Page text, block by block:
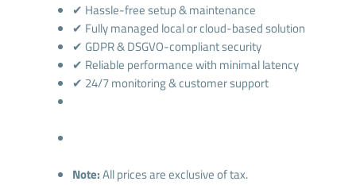
✔ Hassle-free setup & maintenance
✔ Fully managed local or cloud-based solution
✔ GDPR & DSGVO-compliant security
✔ Reliable performance with minimal latency
✔ 24/7 monitoring & customer support
Note:All prices are exclusive of tax.